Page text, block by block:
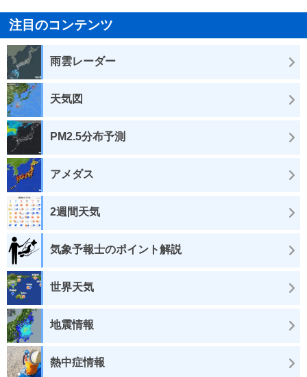
注目のコンテンツ
雨雲レーダー
天気図
PM2.5分布予測
アメダス
2週間天気
気象予報士のポイント解説
世界天気
地震情報
熱中症情報